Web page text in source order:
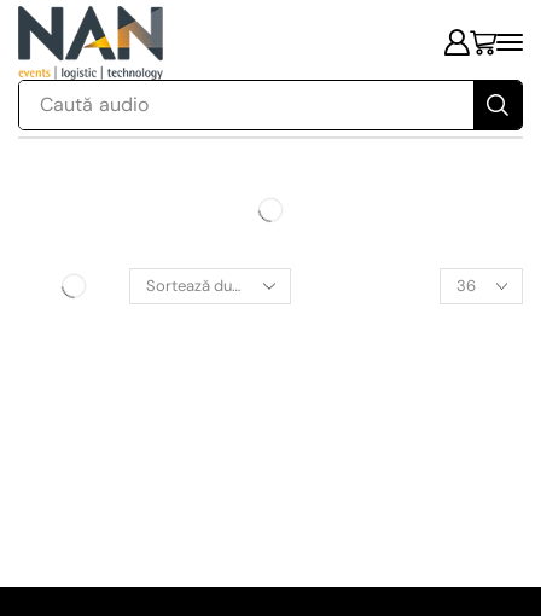
Caută audio